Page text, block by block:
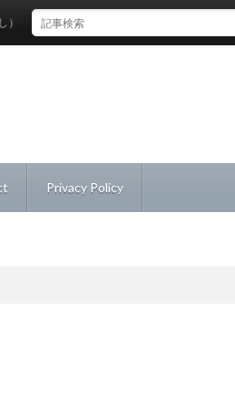
Privacy Policy